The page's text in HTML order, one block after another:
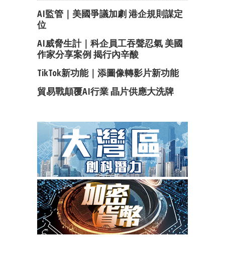
AI監管｜美國爭議加劇 港企規則謀定
位
AI威脅生計｜科企員工吞聲忍氣 美國
作家分享案例 揭行內辛酸
TikTok新功能｜添圖像轉影片新功能
貿易戰顛覆AI行業 晶片供應大洗牌